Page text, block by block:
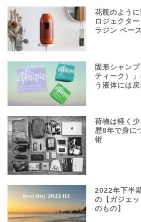
花瓶のよう
ロジェクタ
ラジン ベー
固形シャン
ティーク）
う液体には
荷物は軽く
歴8年で身に
術
2022年下半
の【ガジェ
のもの】